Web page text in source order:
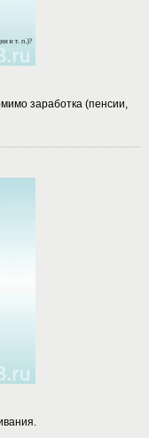
заработка (пенсии,